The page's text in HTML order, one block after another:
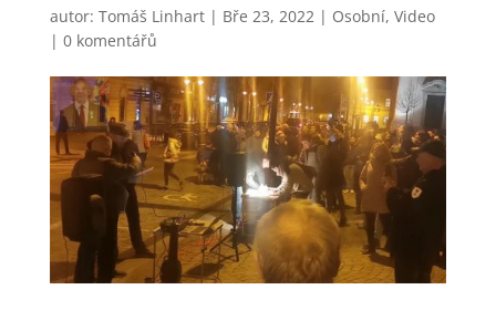
autor: Tomáš Linhart| Bře 23, 2022| Osobní, Video
| 0 komentářů